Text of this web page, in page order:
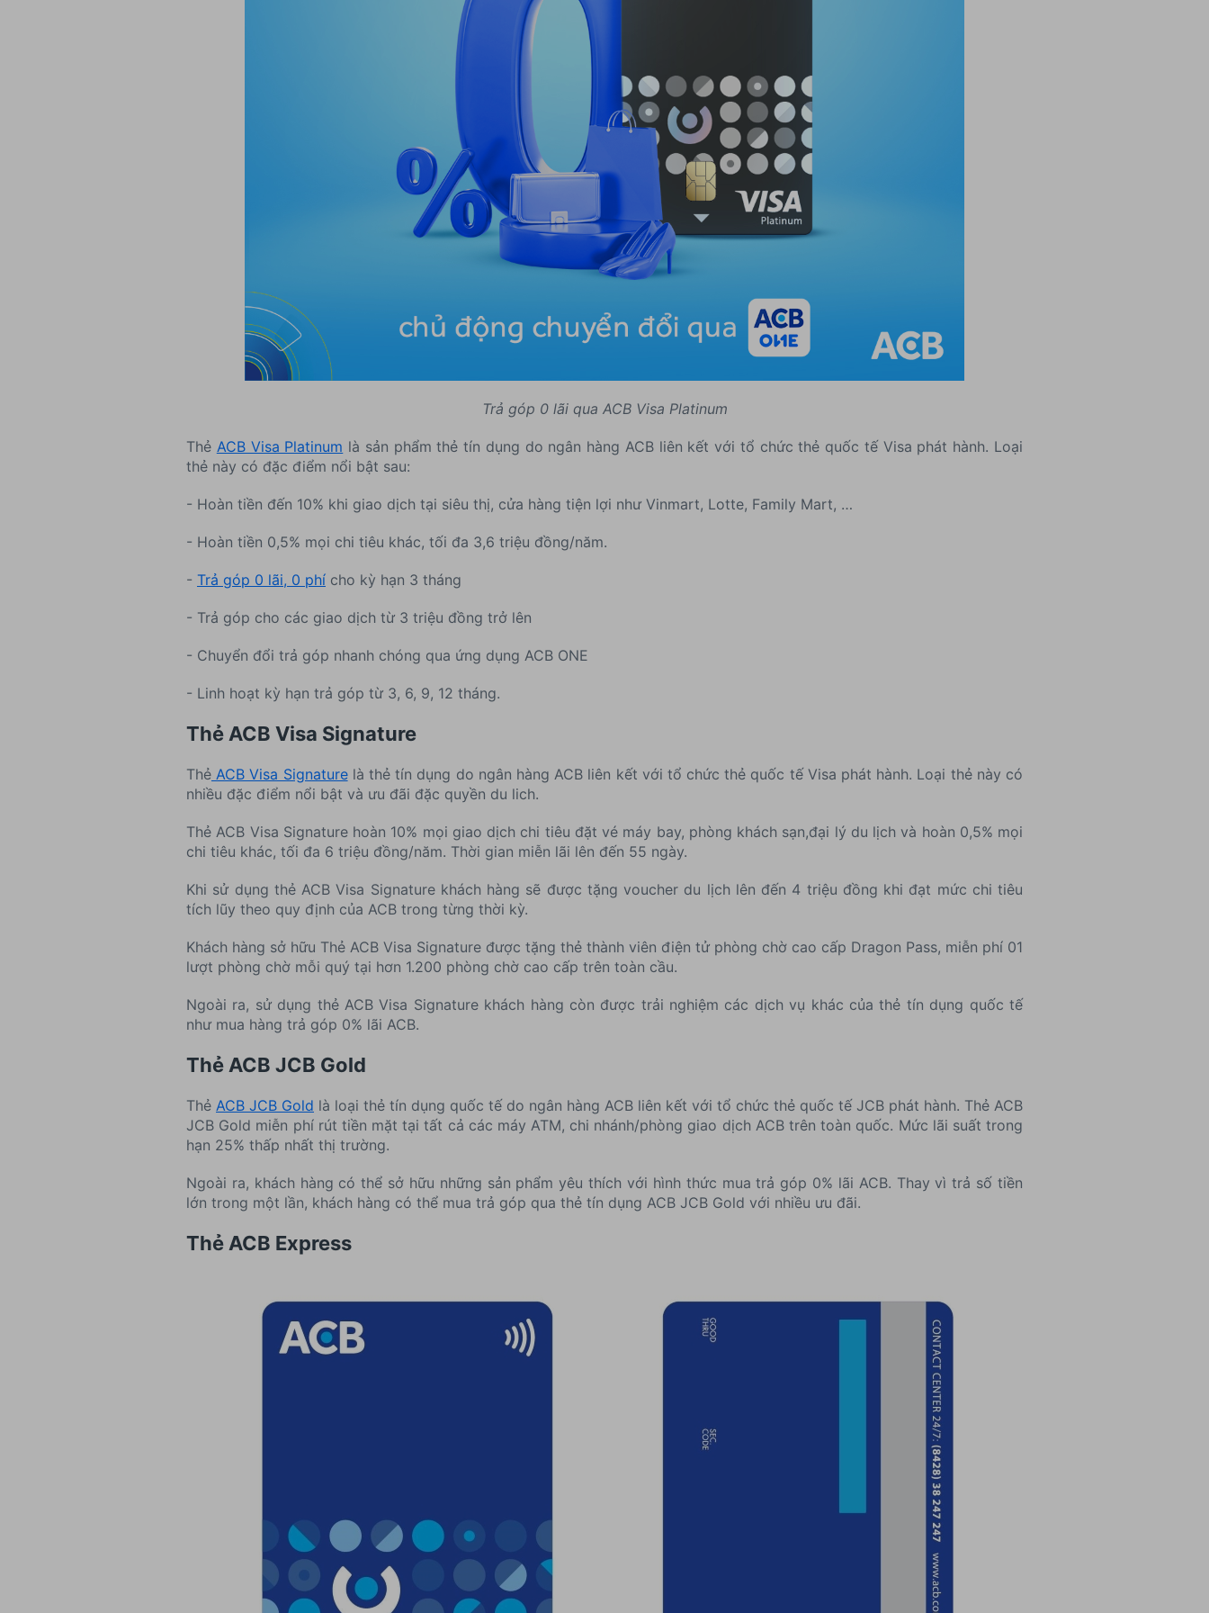
Trả góp 0 lãi qua ACB Visa Platinum
Thẻ ACB Visa Platinum là sản phẩm thẻ tín dụng do ngân hàng ACB liên kết với tổ chức thẻ quốc tế Visa phát hành. Loại
thẻ này có đặc điểm nổi bật sau:
- Hoàn tiền đến 10% khi giao dịch tại siêu thị, cửa hàng tiện lợi như Vinmart, Lotte, Family Mart, …
- Hoàn tiền 0,5% mọi chi tiêu khác, tối đa 3,6 triệu đồng/năm.
- Trả góp 0 lãi, 0 phí cho kỳ hạn 3 tháng
- Trả góp cho các giao dịch từ 3 triệu đồng trở lên
- Chuyển đổi trả góp nhanh chóng qua ứng dụng ACB ONE
- Linh hoạt kỳ hạn trả góp từ 3, 6, 9, 12 tháng.
Thẻ ACB Visa Signature
Thẻ ACB Visa Signaturelà thẻ tín dụng do ngân hàng ACB liên kết với tổ chức thẻ quốc tế Visa phát hành. Loại thẻ này có
nhiều đặc điểm nổi bật và ưu đãi đặc quyền du lich.
Thẻ ACB Visa Signature hoàn 10% mọi giao dịch chi tiêu đặt vé máy bay, phòng khách sạn,đại lý du lịch và hoàn 0,5% mọi
chi tiêu khác, tối đa 6 triệu đồng/năm. Thời gian miễn lãi lên đến 55 ngày.
Khi sử dụng thẻ ACB Visa Signature khách hàng sẽ được tặng voucher du lịch lên đến 4 triệu đồng khi đạt mức chi tiêu
tích lũy theo quy định của ACB trong từng thời kỳ.
Khách hàng sở hữu Thẻ ACB Visa Signature được tặng thẻ thành viên điện tử phòng chờ cao cấp Dragon Pass, miễn phí 01
lượt phòng chờ mỗi quý tại hơn 1.200 phòng chờ cao cấp trên toàn cầu.
Ngoài ra, sử dụng thẻ ACB Visa Signature khách hàng còn được trải nghiệm các dịch vụ khác của thẻ tín dụng quốc tế
như mua hàng trả góp 0% lãi ACB.
Thẻ ACB JCB Gold
Thẻ ACB JCB Gold là loại thẻ tín dụng quốc tế do ngân hàng ACB liên kết với tổ chức thẻ quốc tế JCB phát hành. Thẻ ACB
JCB Gold miễn phí rút tiền mặt tại tất cả các máy ATM, chi nhánh/phòng giao dịch ACB trên toàn quốc. Mức lãi suất trong
hạn 25% thấp nhất thị trường.
Ngoài ra, khách hàng có thể sở hữu những sản phẩm yêu thích với hình thức mua trả góp 0% lãi ACB. Thay vì trả số tiền
lớn trong một lần, khách hàng có thể mua trả góp qua thẻ tín dụng ACB JCB Gold với nhiều ưu đãi.
Thẻ ACB Express